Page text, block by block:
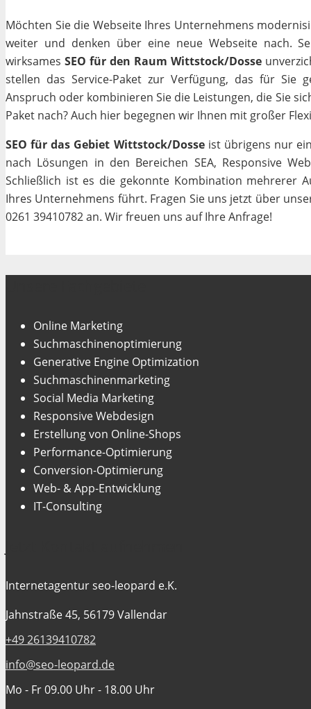
Möchten Sie die Webseite Ihres Unternehmens
weiter und denken über eine neue Webseite nach.
wirksames SEO für den Raum Wittstock/Dosse
stellen das Service-Paket zur Verfügung, das für Sie
Anspruch oder kombinieren Sie die Leistungen, die Sie
Paket nach? Auch hier begegnen wir Ihnen mit großer
SEO für das Gebiet Wittstock/Dosseist übrigens nur
nach Lösungen in den Bereichen SEA, Responsive
Schließlich ist es die gekonnte Kombination mehrerer
Ihres Unternehmens führt. Fragen Sie uns jetzt über
0261 39410782 an. Wir freuen uns auf Ihre Anfrage!
Online Marketing
Suchmaschinenoptimierung
Generative Engine Optimization
Suchmaschinenmarketing
Social Media Marketing
Responsive Webdesign
Erstellung von Online-Shops
Performance-Optimierung
Conversion-Optimierung
Web- & App-Entwicklung
IT-Consulting
Internetagentur seo-leopard e.K.
Jahnstraße 45, 56179 Vallendar
+49 26139410782
info@seo-leopard.de
Mo - Fr 09.00 Uhr - 18.00 Uhr